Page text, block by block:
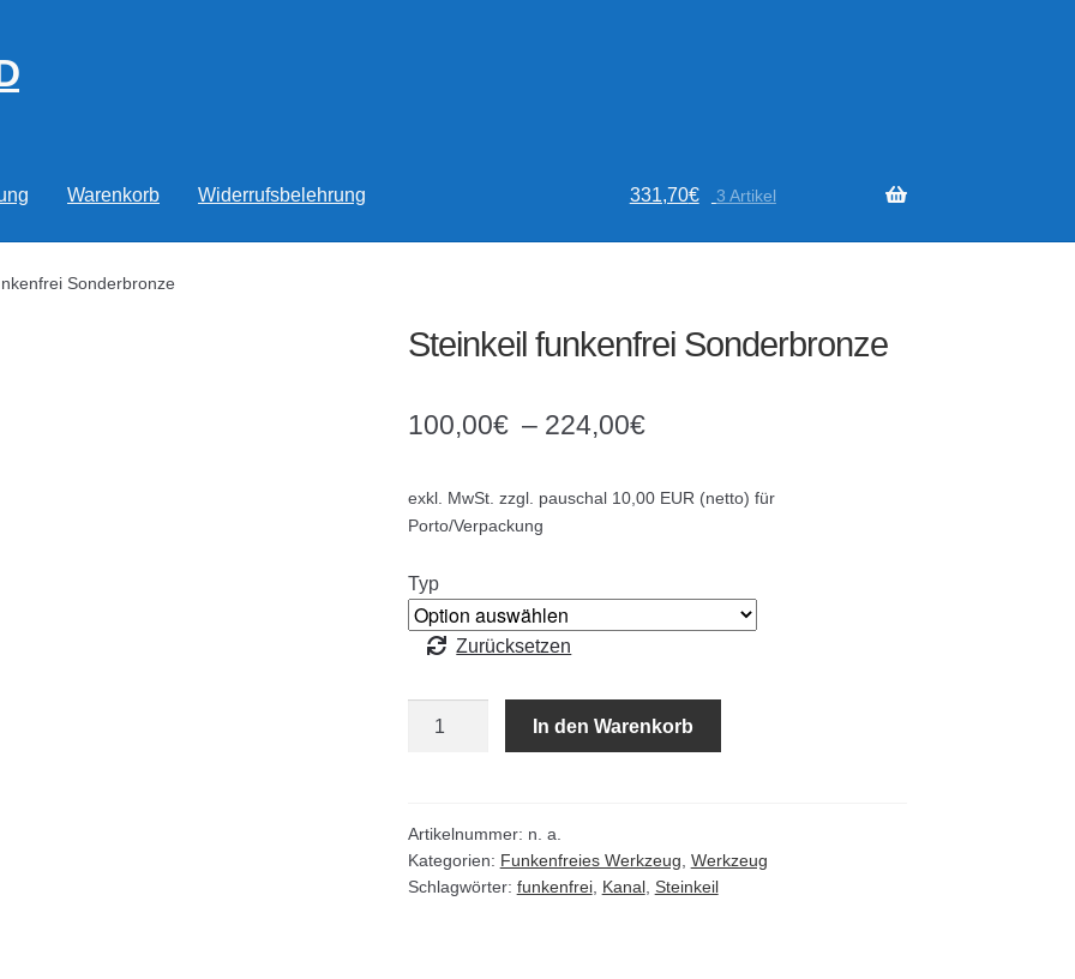
Warenkorb Widerrufsbelehrung 331,70€ 3 Artikel
Sonderbronze
Steinkeil funkenfrei Sonderbronze
100,00€ – 224,00€
exkl. MwSt. zzgl. pauschal 10,00 EUR (netto) für
Porto/Verpackung
Typ
Zurücksetzen
In den Warenkorb
Artikelnummer: n. a.
Kategorien: Funkenfreies Werkzeug, Werkzeug
Schlagwörter: funkenfrei, Kanal, Steinkeil